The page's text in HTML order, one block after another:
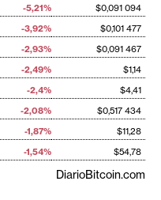
-5,21%
$0,091 094
-3,92%
$0,101 477
-2,93%
$0,091 467
-2,49%
$1,14
-2,4%
$4,41
-2,08%
$0,517 434
-1,87%
$11,28
-1,54% $54,78
DiarioBitcoin.com